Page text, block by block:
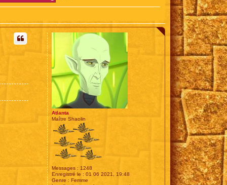
Atlanta
Maître Shaolin
Messages : 1248
Enregistré le : 01 06 2021, 19:48
Genre : Femme